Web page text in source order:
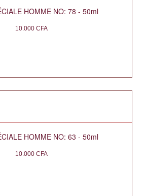
HOMME NO: 78 - 50ml
10.000 CFA
HOMME NO: 63 - 50ml
10.000 CFA